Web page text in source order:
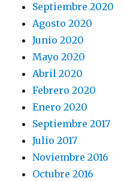
Septiembre 2020
Agosto 2020
Junio 2020
Mayo 2020
Abril 2020
Febrero 2020
Enero 2020
Septiembre 2017
Julio 2017
Noviembre 2016
Octubre 2016